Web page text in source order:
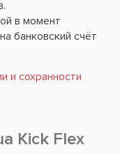
в момент
банковский счёт
и сохранности
Kick Flex